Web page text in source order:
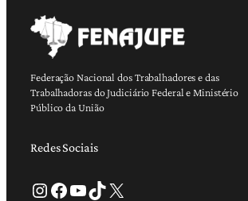
Federação Nacional dos Trabalhadores e das
Trabalhadoras do Judiciário Federal e Ministério
Público da União
Redes Sociais
Instagram Facebook Youtube TikTok X